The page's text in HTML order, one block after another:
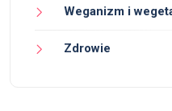
Weganizm i
Zdrowie